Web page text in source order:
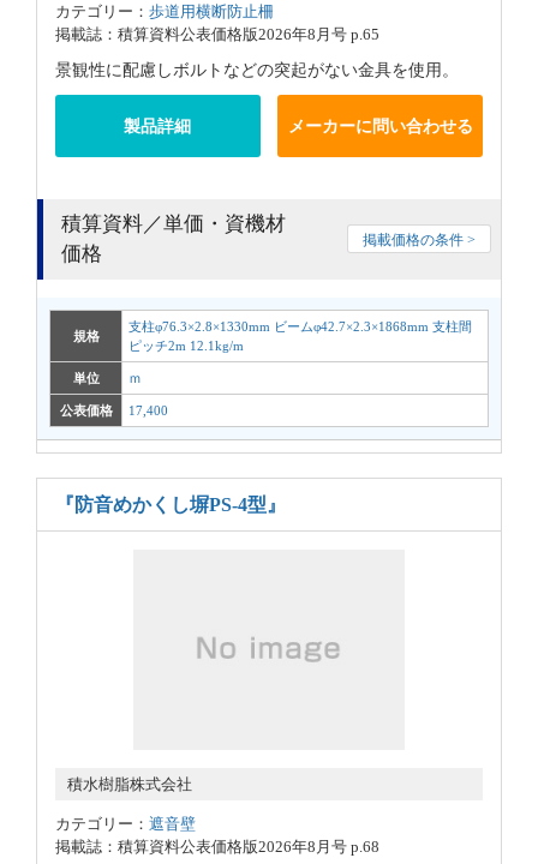
カテゴリー： 歩道用横断防止柵
掲載誌：積算資料公表価格版2026年8月号 p.65
景観性に配慮しボルトなどの突起がない金具を使用。
製品詳細 メーカーに問い合わせる
積算資料／単価・資機材
価格
掲載価格の条件 >
規格
支柱φ76.3×2.8×1330mm ビームφ42.7×2.3×1868mm 支柱間
ピッチ2m 12.1kg/m
単位 ｍ
公表価格 17,400
『防音めかくし塀PS-4型』
積水樹脂株式会社
カテゴリー： 遮音壁
掲載誌：積算資料公表価格版2026年8月号 p.68